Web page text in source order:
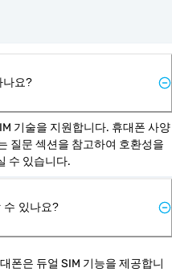
나요?
기술을 지원합니다. 휴대폰 사양
질문 섹션을 참고하여 호환성을
수 있습니다.
수 있나요?
폰은 듀얼 SIM 기능을 제공합니